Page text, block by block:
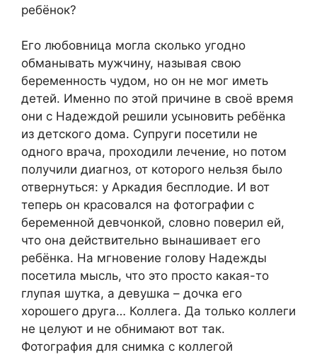
ребёнок?
Его любовница могла сколько угодно
обманывать мужчину, называя свою
беременность чудом, но он не мог иметь
детей. Именно по этой причине в своё время
они с Надеждой решили усыновить ребёнка
из детского дома. Супруги посетили не
одного врача, проходили лечение, но потом
получили диагноз, от которого нельзя было
отвернуться: у Аркадия бесплодие. И вот
теперь он красовался на фотографии с
беременной девчонкой, словно поверил ей,
что она действительно вынашивает его
ребёнка. На мгновение голову Надежды
посетила мысль, что это просто какая-то
глупая шутка, а девушка – дочка его
хорошего друга… Коллега. Да только коллеги
не целуют и не обнимают вот так.
Фотография для снимка с коллегой